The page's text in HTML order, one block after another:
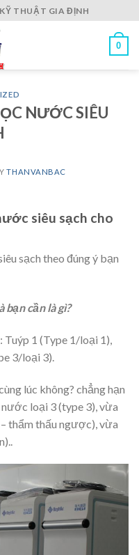
THUẬT GIA ĐỊNH
0
NƯỚC SIÊU
THANVANBAC
siêu sạch cho
sạch theo đúng ý bạn
bạn cần là gì?
Tuýp 1 (Type 1/loại 1),
3/loại 3).
lúc không? chẳng hạn
loại 3 (type 3), vừa
thẩm thấu ngược), vừa